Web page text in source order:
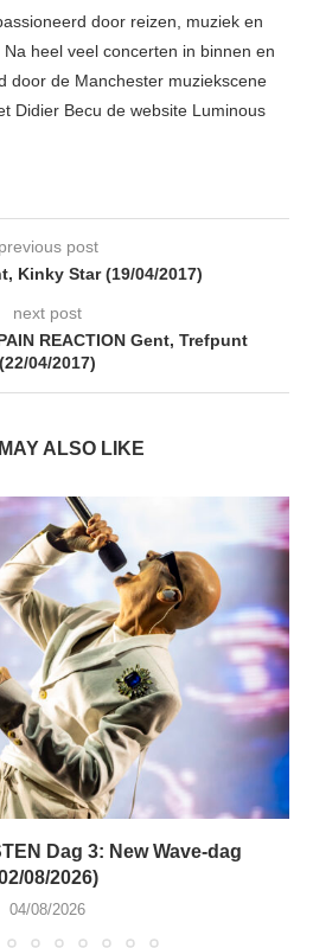
door reizen, muziek en
heel veel concerten in binnen en
door de Manchester muziekscene
Didier Becu de website Luminous
previous post
Kinky Star (19/04/2017)
next post
REACTION Gent, Trefpunt
(22/04/2017)
ALSO LIKE
Dag 3: New Wave-dag
08/2026)
04/08/2026